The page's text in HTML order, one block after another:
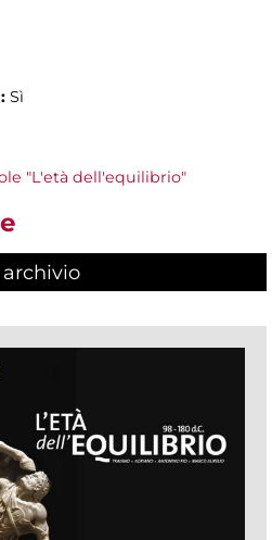
Sì
"L'età dell'equilibrio"
archivio